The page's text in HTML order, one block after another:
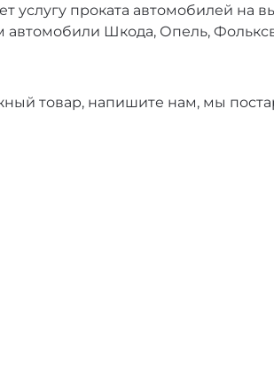
услугу проката автомобилей на
Шкода, Опель,
товар, напишите нам, мы